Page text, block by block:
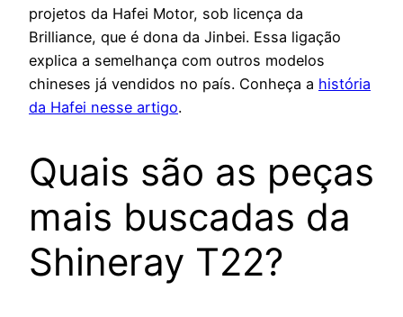
projetos da Hafei Motor, sob licença da
Brilliance, que é dona da Jinbei. Essa ligação
explica a semelhança com outros modelos
chineses já vendidos no país. Conheça a história
da Hafei nesse artigo.
Quais são as peças
mais buscadas da
Shineray T22?